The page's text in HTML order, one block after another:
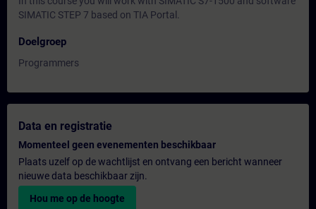
SIMATIC STEP 7 based on TIA Portal.
Doelgroep
Programmers
Data en registratie
Momenteel geen evenementen beschikbaar
Plaats uzelf op de wachtlijst en ontvang een bericht wanneer
nieuwe data beschikbaar zijn.
Hou me op de hoogte